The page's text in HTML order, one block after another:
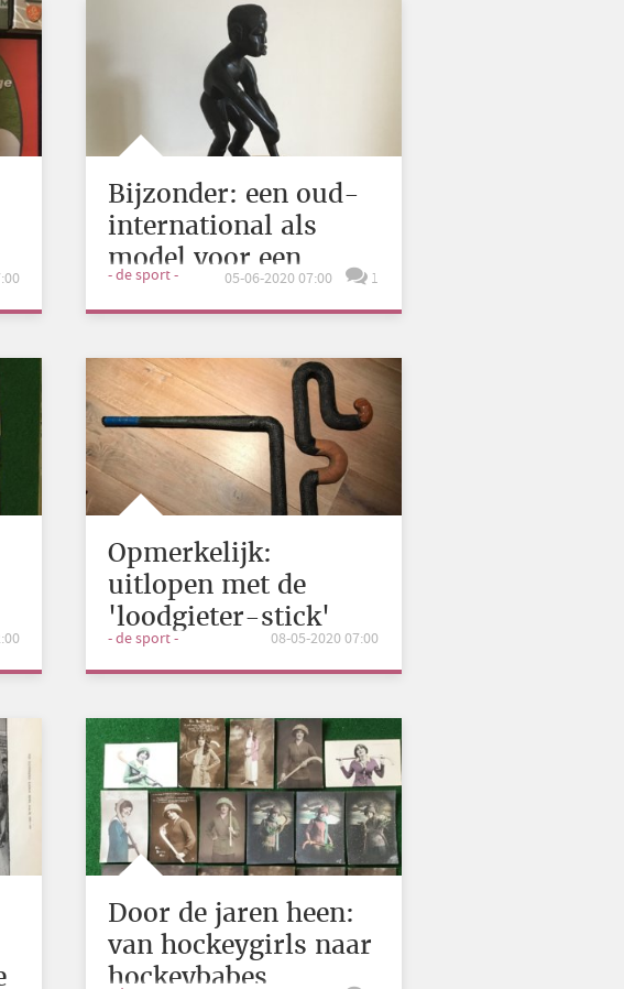
Bijzonder: een oud-
international als
model voor een
Gambiaans beeldje
- de sport - 05-06-2020 07:00 1
Opmerkelijk:
uitlopen met de
'loodgieter-stick'
- de sport - 08-05-2020 07:00
Door de jaren heen:
van hockeygirls naar
hockeybabes